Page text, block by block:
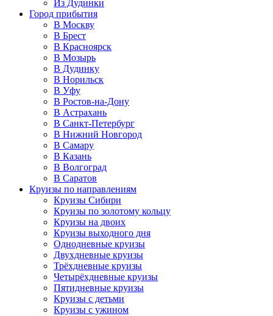
Из Дудинки
Город прибытия
В Москву
В Брест
В Красноярск
В Мозырь
В Дудинку
В Норильск
В Уфу
В Ростов-на-Дону
В Астрахань
В Санкт-Петербург
В Нижний Новгород
В Самару
В Казань
В Волгоград
В Саратов
Круизы по направлениям
Круизы Сибири
Круизы по золотому кольцу
Круизы на двоих
Круизы выходного дня
Однодневные круизы
Двухдневные круизы
Трёхдневные круизы
Четырёхдневные круизы
Пятидневные круизы
Круизы с детьми
Круизы с ужином